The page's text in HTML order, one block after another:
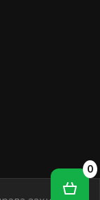
0